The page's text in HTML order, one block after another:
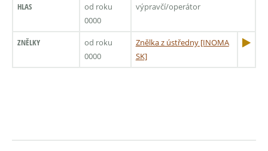
HLAS
od roku
0000
výpravčí/operátor
ZNĚLKY
od roku
0000
Znělka z ústředny [INOMA
SK]